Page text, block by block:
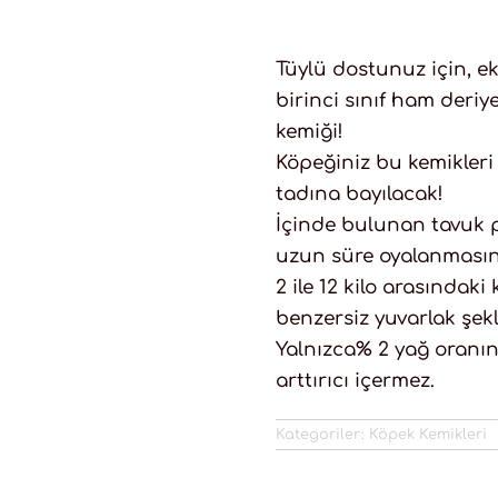
Tüylü dostunuz için,
birinci sınıf ham
kemiği!
Köpeğiniz bu
tadına bayılacak!
İçinde bulunan tavuk
uzun süre
2 ile 12 kilo
benzersiz yuvarlak
Yalnızca% 2 yağ
arttırıcı içermez.
Kategoriler: Köpek Kemikleri